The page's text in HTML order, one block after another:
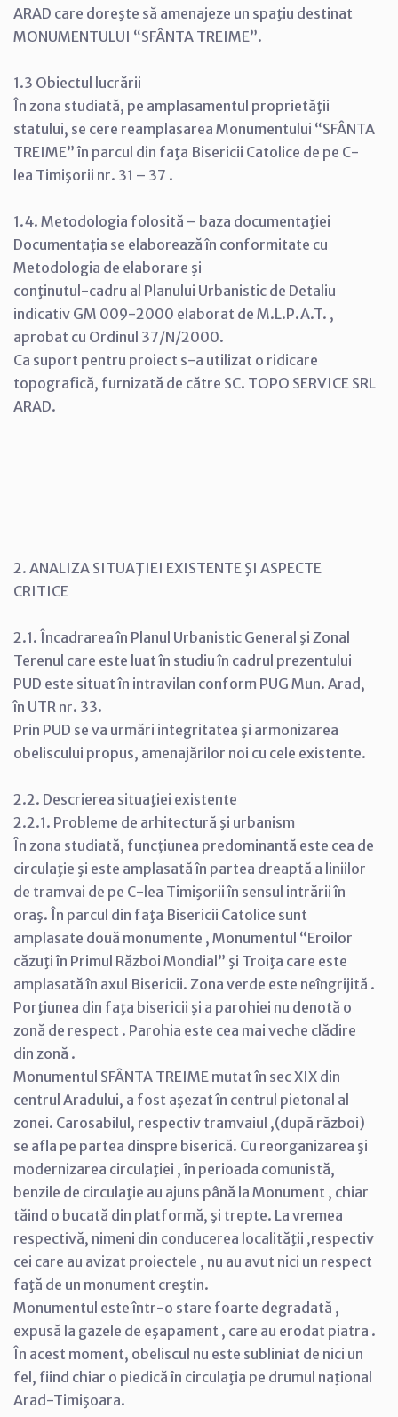
ARAD care doreşte să amenajeze un spaţiu destinat
MONUMENTULUI “SFÂNTA TREIME”.
1.3 Obiectul lucrării
În zona studiată, pe amplasamentul proprietăţii
statului, se cere reamplasarea Monumentului “SFÂNTA
TREIME” în parcul din faţa Bisericii Catolice de pe C-
lea Timişorii nr. 31 – 37 .
1.4. Metodologia folosită – baza documentaţiei
Documentaţia se elaborează în conformitate cu
Metodologia de elaborare şi
conţinutul-cadru al Planului Urbanistic de Detaliu
indicativ GM 009-2000 elaborat de M.L.P.A.T. ,
aprobat cu Ordinul 37/N/2000.
Ca suport pentru proiect s-a utilizat o ridicare
topografică, furnizată de către SC. TOPO SERVICE SRL
ARAD.
2. ANALIZA SITUAŢIEI EXISTENTE ŞI ASPECTE
CRITICE
2.1. Încadrarea în Planul Urbanistic General şi Zonal
Terenul care este luat în studiu în cadrul prezentului
PUD este situat în intravilan conform PUG Mun. Arad,
în UTR nr. 33.
Prin PUD se va urmări integritatea şi armonizarea
obeliscului propus, amenajărilor noi cu cele existente.
2.2. Descrierea situaţiei existente
2.2.1. Probleme de arhitectură şi urbanism
În zona studiată, funcţiunea predominantă este cea de
circulaţie şi este amplasată în partea dreaptă a liniilor
de tramvai de pe C-lea Timişorii în sensul intrării în
oraş. În parcul din faţa Bisericii Catolice sunt
amplasate două monumente , Monumentul “Eroilor
căzuţi în Primul Război Mondial” şi Troiţa care este
amplasată în axul Bisericii. Zona verde este neîngrijită .
Porţiunea din faţa bisericii şi a parohiei nu denotă o
zonă de respect . Parohia este cea mai veche clădire
din zonă .
Monumentul SFÂNTA TREIME mutat în sec XIX din
centrul Aradului, a fost aşezat în centrul pietonal al
zonei. Carosabilul, respectiv tramvaiul ,(după război)
se afla pe partea dinspre biserică. Cu reorganizarea şi
modernizarea circulaţiei , în perioada comunistă,
benzile de circulaţie au ajuns până la Monument , chiar
tăind o bucată din platformă, şi trepte. La vremea
respectivă, nimeni din conducerea localităţii ,respectiv
cei care au avizat proiectele , nu au avut nici un respect
faţă de un monument creştin.
Monumentul este într-o stare foarte degradată ,
expusă la gazele de eşapament , care au erodat piatra .
În acest moment, obeliscul nu este subliniat de nici un
fel, fiind chiar o piedică în circulaţia pe drumul naţional
Arad-Timişoara.